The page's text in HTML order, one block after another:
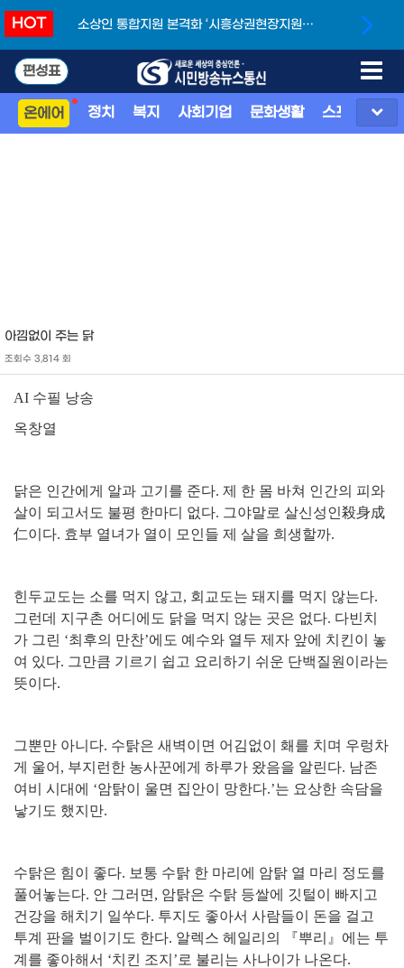
HOT
소상인 통합지원 본격화 ‘시흥상권현장지원단’
편성표
온에어 정치 복지 사회기업 문화생활 스포츠 지
아낌없이 주는 닭
조회수 3,814 회
AI 수필 낭송
옥창열
닭은 인간에게 알과 고기를 준다. 제 한 몸 바쳐 인간의 피와
살이 되고서도 불평 한마디 없다. 그야말로 살신성인殺身成
仁이다. 효부 열녀가 열이 모인들 제 살을 희생할까.
힌두교도는 소를 먹지 않고, 회교도는 돼지를 먹지 않는다.
그런데 지구촌 어디에도 닭을 먹지 않는 곳은 없다. 다빈치
가 그린 ‘최후의 만찬’에도 예수와 열두 제자 앞에 치킨이 놓
여 있다. 그만큼 기르기 쉽고 요리하기 쉬운 단백질원이라는
뜻이다.
그뿐만 아니다. 수탉은 새벽이면 어김없이 홰를 치며 우렁차
게 울어 , 부지런한 농사꾼에게 하루가 왔음을 알린다. 남존
여비 시대에 ‘암탉이 울면 집안이 망한다.’는 요상한 속담을
낳기도 했지만.
수탉은 힘이 좋다. 보통 수탉 한 마리에 암탉 열 마리 정도를
풀어놓는다. 안 그러면 , 암탉은 수탉 등쌀에 깃털이 빠지고
건강을 해치기 일쑤다. 투지도 좋아서 사람들이 돈을 걸고
투계 판을 벌이기도 한다. 알렉스 헤일리의 『뿌리 』 에는 투
계를 좋아해서 ‘치킨 조지 ’ 로 불리는 사나이가 나온다.